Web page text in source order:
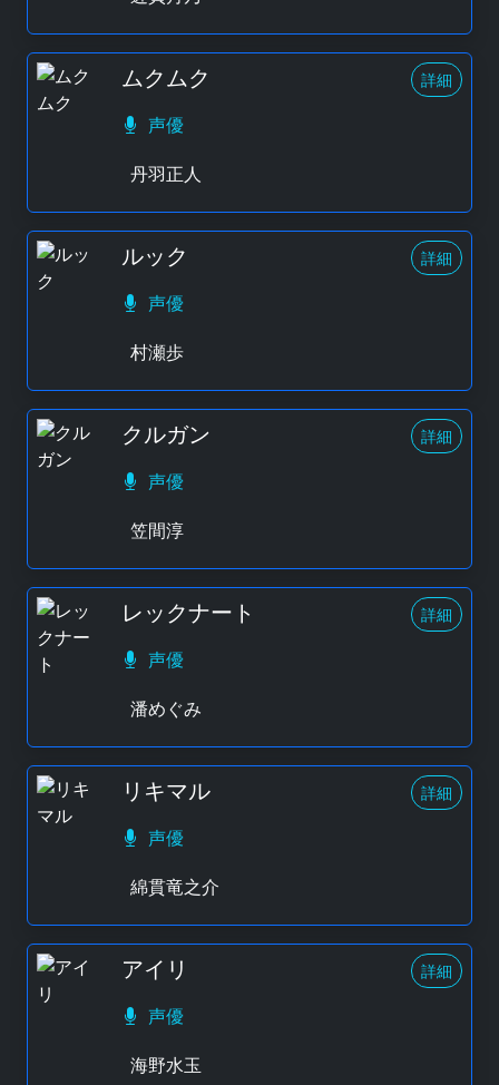
ムクムク 詳細
声優
丹羽正人
ルック 詳細
声優
村瀬歩
クルガン 詳細
声優
笠間淳
レックナート 詳細
声優
潘めぐみ
リキマル 詳細
声優
綿貫竜之介
アイリ 詳細
声優
海野水玉